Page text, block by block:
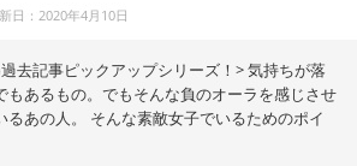
日：2020年4月10日
去記事ピックアップシリーズ！> 気持ちが落
もあるもの。でもそんな負のオーラを感じさせ
あの人。 そんな素敵女子でいるためのポイ